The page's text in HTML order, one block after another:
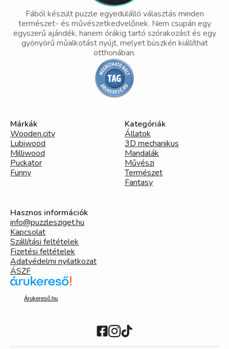
Fából készült puzzle egyedülálló választás minden
természet- és művészetkedvelőnek. Nem csupán egy
egyszerű ajándék, hanem órákig tartó szórakozást és egy
gyönyörű műalkotást nyújt, melyet büszkén kiállíthat
otthonában.
Márkák
Wooden.city
Lubiwood
Milliwood
Puckator
Funny
Kategóriák
Állatok
3D mechanikus
Mandalák
Művészi
Természet
Fantasy
Hasznos információk
info@puzzlesziget.hu
Kapcsolat
Szállítási feltételek
Fizetési feltételek
Adatvédelmi nyilatkozat
ÁSZF
Árukereső.hu